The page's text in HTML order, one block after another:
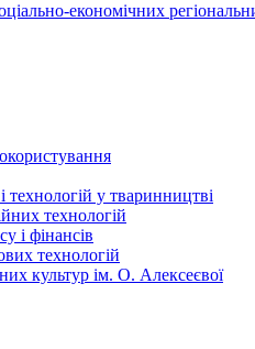
економічних
у тваринництві
технологій
і фінансів
технологій
культур ім. О. Алексеєвої